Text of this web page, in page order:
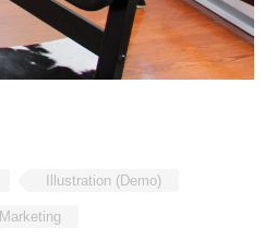
Illustration (Demo)
Marketing